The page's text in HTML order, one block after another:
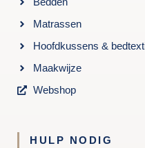
Matrassen
Hoofdkussens &
Maakwijze
Webshop
HULP NODIG